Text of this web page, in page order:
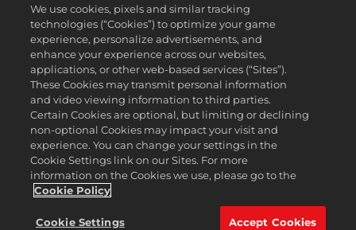
Právní ujednání
Zásady ochrany soukromí
Základy nakládání se soubory cookie
Podpora
Neprodávejte ani nesdílejte mé osobní údajeSælg eller del ikke
mine personoplysninger
Order Lookup & Refunds
2K Ad Partners
©2016-2026 Take-Two Interactive Software Inc. 2K, Firaxis Games,
Civilization, and their respective logos are trademarks of Take-Two
Interactive Software, Inc. All rights reserved.
Všechny zde zmíněné obchodní známky jsou majetkem jejich
právoplatných vlastníků.
We use cookies, pixels and similar tracking
technologies (“Cookies”) to optimize your game
experience, personalize advertisements, and
enhance your experience across our websites,
applications, or other web-based services (“Sites”).
These Cookies may transmit personal information
and video viewing information to third parties.
Certain Cookies are optional, but limiting or declining
non-optional Cookies may impact your visit and
experience. You can change your settings in the
Cookie Settings link on our Sites. For more
information on the Cookies we use, please go to the
Cookie Policy
Cookie Settings Accept Cookies